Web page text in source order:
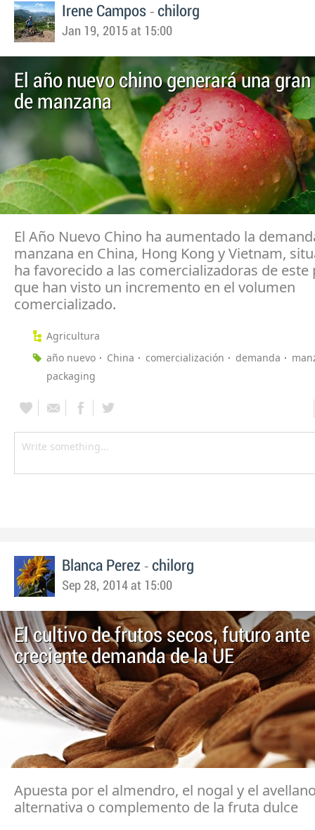
Irene Campos - chilorg
Jan 19, 2015 at 15:00
El año nuevo chino generará una
de manzana
El Año Nuevo Chino ha aumentado la
manzana en China, Hong Kong y Vietnam,
ha favorecido a las comercializadoras de
que han visto un incremento en el volumen
comercializado.
Agricultura
año nuevo
China comercialización demanda
packaging
Blanca Perez - chilorg
Sep 28, 2014 at 15:00
El cultivo de frutos secos, futuro ante
creciente demanda de la UE
Apuesta por el almendro, el nogal y el
alternativa o complemento de la fruta dulce